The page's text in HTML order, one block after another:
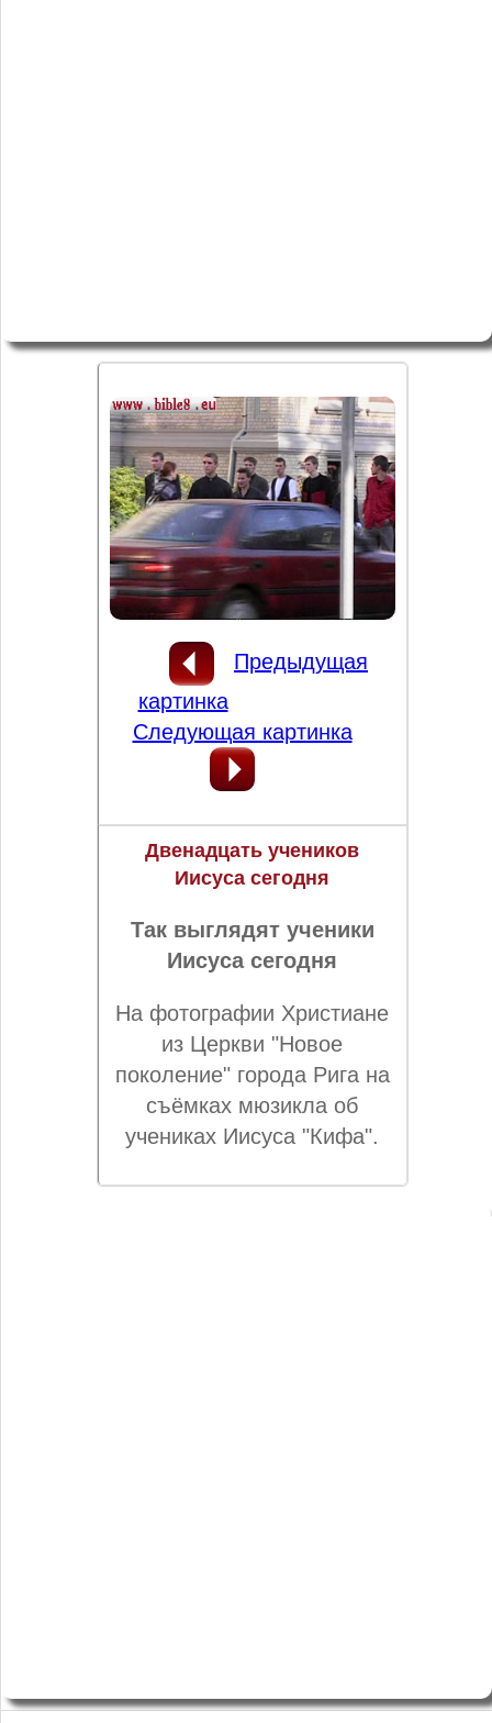
Предыдущая
картинка
Следующая картинка
Двенадцать учеников
Иисуса сегодня
Так выглядят ученики
Иисуса сегодня
На фотографии Христиане
из Церкви "Новое
поколение" города Рига на
съёмках мюзикла об
учениках Иисуса "Кифа".